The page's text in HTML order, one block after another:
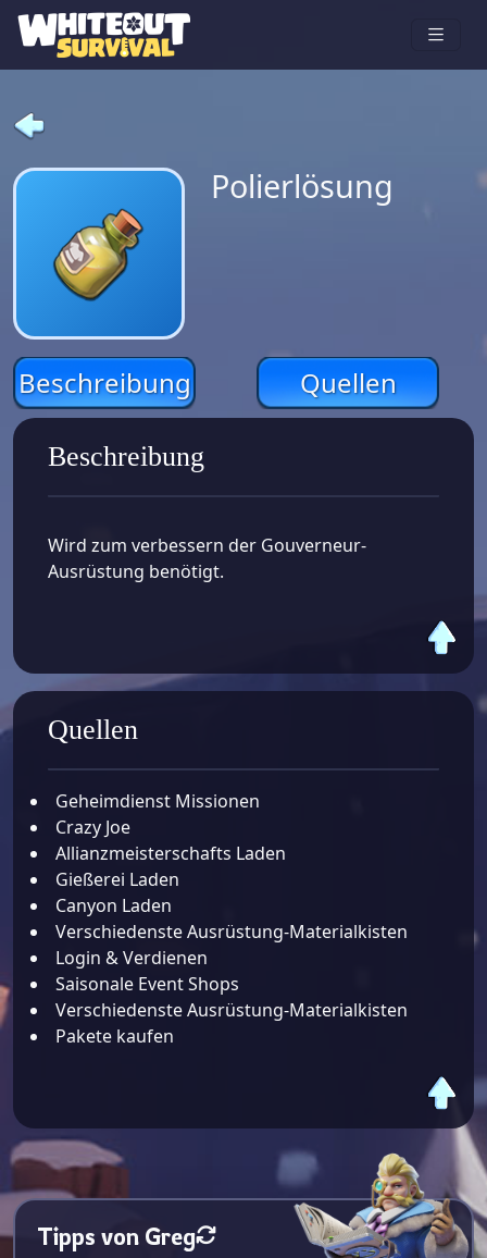
Polierlösung
Beschreibung Quellen
Beschreibung
Wird zum verbessern der Gouverneur-
Ausrüstung benötigt.
Quellen
Geheimdienst Missionen
Crazy Joe
Allianzmeisterschafts Laden
Gießerei Laden
Canyon Laden
Verschiedenste Ausrüstung-Materialkisten
Login & Verdienen
Saisonale Event Shops
Verschiedenste Ausrüstung-Materialkisten
Pakete kaufen
Tipps von Greg